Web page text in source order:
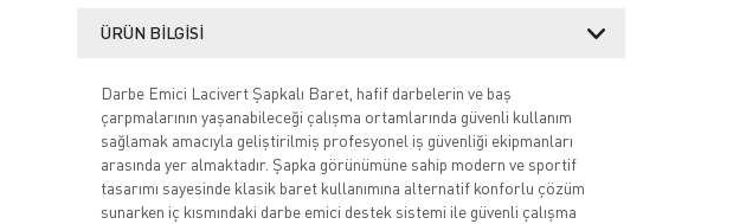
ÜRÜN BILGISI
Darbe Emici Lacivert Şapkalı Baret, hafif darbelerin ve baş
çarpmalarının yaşanabileceği çalışma ortamlarında güvenli kullanım
sağlamak amacıyla geliştirilmiş profesyonel iş güvenliği ekipmanları
arasında yer almaktadır. Şapka görünümüne sahip modern ve sportif
tasarımı sayesinde klasik baret kullanımına alternatif konforlu çözüm
sunarken iç kısmındaki darbe emici destek sistemi ile güvenli çalışma